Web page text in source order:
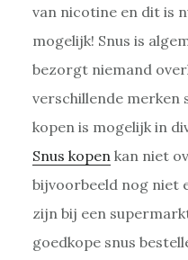
van nicotine en dit is
mogelijk! Snus is
bezorgt niemand
verschillende merken
kopen is mogelijk in
Snus kopen kan niet
bijvoorbeeld nog niet
zijn bij een
goedkope snus